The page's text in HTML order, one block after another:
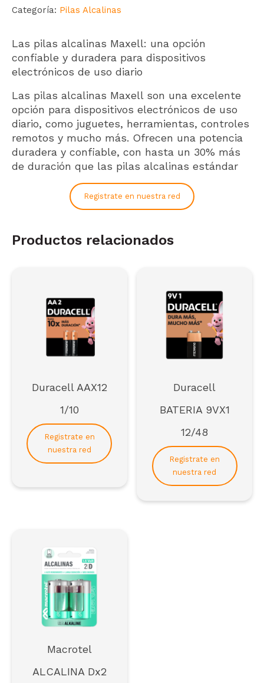
Categoría: Pilas Alcalinas
Las pilas alcalinas Maxell: una opción
confiable y duradera para dispositivos
electrónicos de uso diario
Las pilas alcalinas Maxell son una excelente
opción para dispositivos electrónicos de uso
diario, como juguetes, herramientas, controles
remotos y mucho más. Ofrecen una potencia
duradera y confiable, con hasta un 30% más
de duración que las pilas alcalinas estándar
Registrate en nuestra red
Productos relacionados
Duracell AAX12
1/10
Registrate en
nuestra red
Duracell
BATERIA 9VX1
12/48
Registrate en
nuestra red
Macrotel
ALCALINA Dx2
Regístrate
Para formar parte de la red de distribuidores de